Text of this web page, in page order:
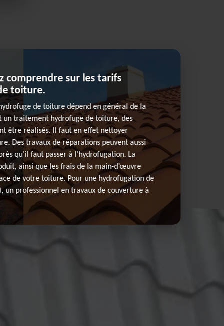
comprendre sur les tarifs
toiture.
de toiture dépend en général de la
un traitement hydrofuge de toiture, des
être réalisés. Il faut en effet nettoyer
Des travaux de réparations peuvent aussi
qu’il faut passer à l’hydrofugation. La
ainsi que les frais de la main-d’œuvre
de votre toiture. Pour une hydrofugation de
un professionnel en travaux de couverture à